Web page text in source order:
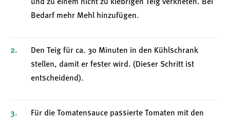
und zu einem nicht zu klebrigen Teig verkneten. Bei
Bedarf mehr Mehl hinzufügen.
Den Teig für ca. 30 Minuten in den Kühlschrank
stellen, damit er fester wird. (Dieser Schritt ist
entscheidend).
Für die Tomatensauce passierte Tomaten mit den